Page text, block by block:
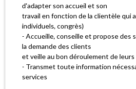
d'adapter son accueil et son
travail en fonction de la clientèle qui
individuels, congrès)
- Accueille, conseille et propose des
la demande des clients
et veille au bon déroulement de leurs
- Transmet toute information
services